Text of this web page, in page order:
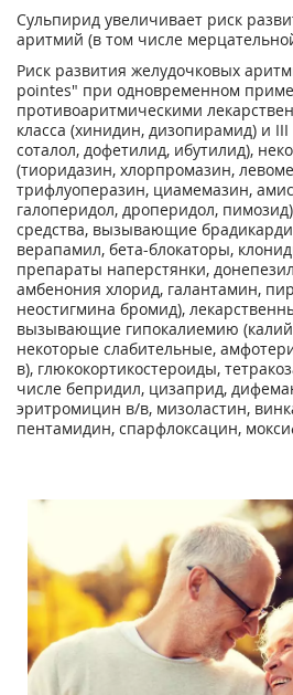
Сульпирид увеличивает риск
аритмий (в том числе
Риск развития желудочковых
pointes" при одновременном
противоаритмическими
класса (хинидин, дизопирамид) и
соталол, дофетилид, ибутилид),
(тиоридазин, хлорпромазин,
трифлуоперазин, циамемазин,
галоперидол, дроперидол,
средства, вызывающие
верапамил, бета-блокаторы,
препараты наперстянки,
амбенония хлорид, галантамин,
неостигмина бромид),
вызывающие гипокалиемию
некоторые слабительные,
в), глюкокортикостероиды,
числе бепридил, цизаприд,
эритромицин в/в, мизоластин,
пентамидин, спарфлоксацин,